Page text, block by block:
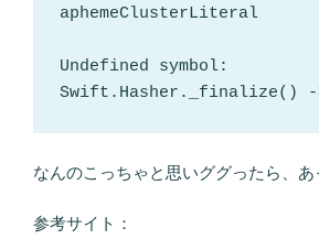
aphemeClusterLiteral
Undefined symbol:
Swift.Hasher._finalize()
なんのこっちゃと思いググったら、あ
参考サイト：